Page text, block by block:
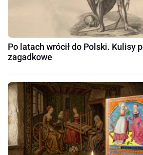
Po latach wrócił do Polski. Kulisy
zagadkowe